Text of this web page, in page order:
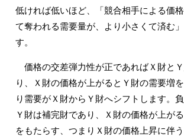
低ければ低いほど、「競合相手による価
て奪われる需要量が、より小さくて済む
す。
価格の交差弾力性が正であればＸ財と
り、Ｘ財の価格が上がるとＹ財の需要増
り需要がＸ財からＹ財へシフトします。
Ｙ財は補完財であり、Ｘ財の価格が上が
をもたらす、つまりＸ財の価格上昇に伴